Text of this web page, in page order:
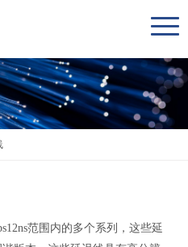
范围内的多个系列，这些延